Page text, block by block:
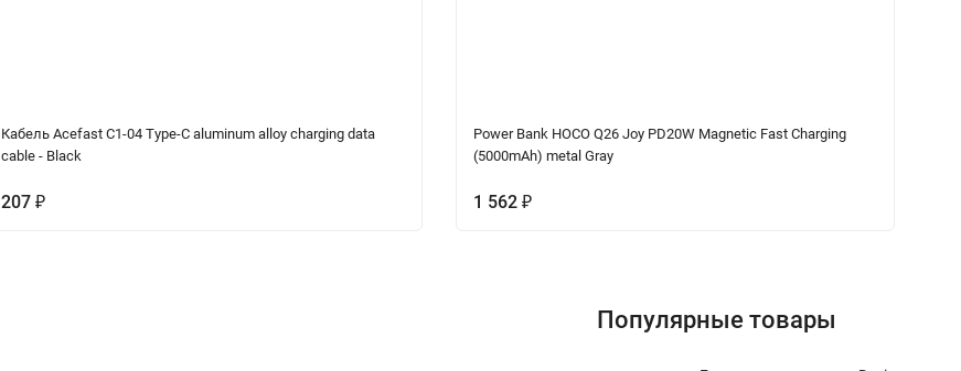
Кабель Acefast C1-04 Type-C aluminum alloy charging data
cable - Black
207 ₽
Power Bank HOCO Q26 Joy PD20W Magnetic Fast Charging
(5000mAh) metal Gray
1 562 ₽
Популярные товары